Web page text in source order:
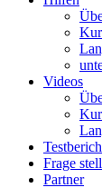
Videos
Frage
Partner